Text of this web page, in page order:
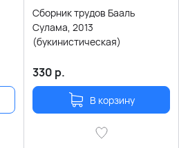
Сборник трудов Бааль
Сулама, 2013
(букинистическая)
330 р.
В корзину